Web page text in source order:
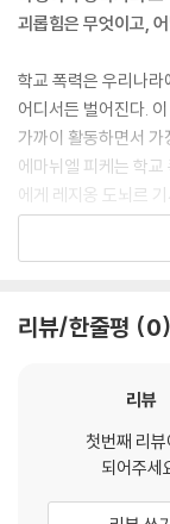
ㆍ가해자에게 화를 내
ㆍ중학생이 교사에게
ㆍ괴롭힘이 중단된
ㆍ사소한 일에도 선
ㆍ초등학교 3학년이
ㆍ반 친구들의 악의
ㆍ가까운 사람이 모욕
ㆍ동성애자라며 놀릴
ㆍ가족을 욕할 때는
ㆍ신체에 대한 공격을
ㆍ인종차별적인 공
ㆍ따돌림을 당했을
ㆍ유명 브랜드 옷을
ㆍ동성애자로 공격
괴롭힘은 무엇이고,
학교 폭력은 우리나
어디서든 벌어진다.
가까이 활동하면서
에마뉘엘 피케는 학
에게 레지옹 도뇌르
주는 최고의 훈장이다.
저자 에마뉘엘 피케는
벌어지는 학교 내 괴
팰러앨토 학파는 캘
년대에 형성된 사조
네틱스와 체계 이론
리뷰/한줄평 0
리뷰
첫번째 리
되어주세